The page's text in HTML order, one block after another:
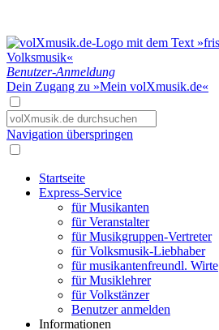
Benutzer-Anmeldung
Dein Zugang zu »Mein volXmusik.de«
Navigation überspringen
Startseite
Express-Service
für Musikanten
für Veranstalter
für Musikgruppen-Vertreter
für Volksmusik-Liebhaber
für musikantenfreundl. Wirte
für Musiklehrer
für Volkstänzer
Benutzer anmelden
Informationen